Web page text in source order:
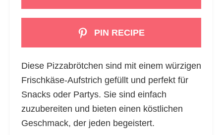
PIN RECIPE
Diese Pizzabrötchen sind mit einem würzigen
Frischkäse-Aufstrich gefüllt und perfekt für
Snacks oder Partys. Sie sind einfach
zuzubereiten und bieten einen köstlichen
Geschmack, der jeden begeistert.